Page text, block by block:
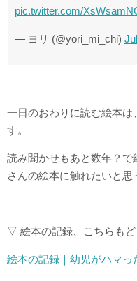
pic.twitter.com/
— ヨリ (@yori_mi_chi)
一日のおわりに読む絵本は
す。
読み聞かせもあと数年？で
さんの絵本に触れたいと思
▽ 絵本の記録、こちらも
絵本の記録｜幼児がハマっ